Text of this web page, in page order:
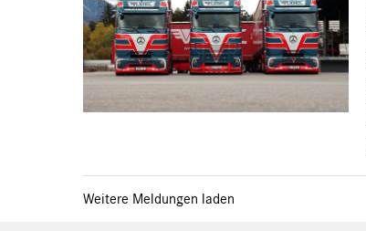
Weitere Meldungen laden